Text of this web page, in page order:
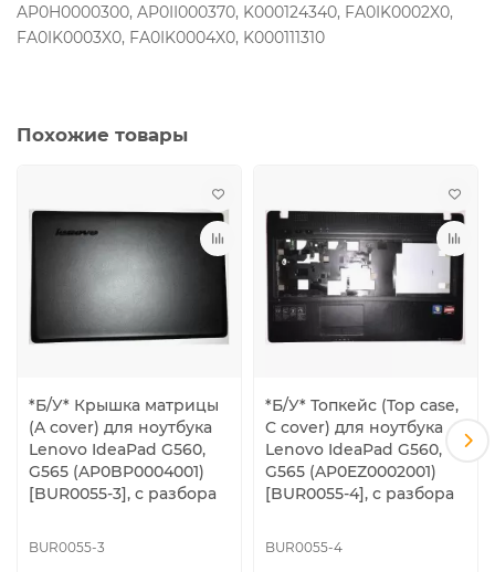
AP0H0000300, AP0II000370, K000124340, FA0IK0002X0,
FA0IK0003X0, FA0IK0004X0, K000111310
Похожие товары
*Б/У* Крышка матрицы
(A cover) для ноутбука
Lenovo IdeaPad G560,
G565 (AP0BP0004001)
[BUR0055-3], с разбора
BUR0055-3
*Б/У* Топкейс (Top case,
C cover) для ноутбука
Lenovo IdeaPad G560,
G565 (AP0EZ0002001)
[BUR0055-4], с разбора
BUR0055-4